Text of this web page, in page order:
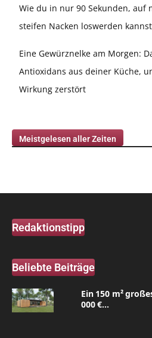
Wie du in nur 90 Sekunden, auf
steifen Nacken loswerden kannst
Eine Gewürznelke am Morgen:
Antioxidans aus deiner Küche,
Wirkung zerstört
Meistgelesen aller Zeiten
Redaktionstipp
Beliebte Beiträge
Ein 150 m²
000 €...